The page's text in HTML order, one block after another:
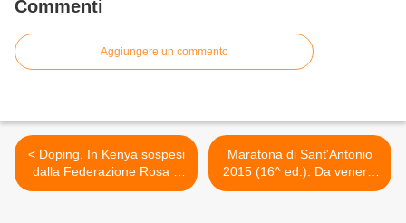
Commenti
Aggiungere un commento
< Doping. In Kenya sospesi
dalla Federazione Rosa e
Van de Veen, manager dei
Maratona di Sant'Antonio
2015 (16^ ed.). Da venerdì
17 aprile, l'Expo e molto